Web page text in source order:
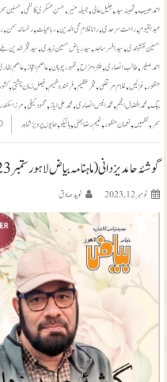
احمد حبیب,ثمینہ سید,جلیل عالی,جمیلہ منیر,حسن عسکری کاظمی,حسنین سحر
عبدالقیوم,راحت سرحدی,رانا غلام محی الدین,رباعیات,رخسانہ سمن,
حسین نقشبندی,سید افسر ساجد,سید ریاض حسین زیدی,سید فخرالدین بلے
احمد صغیر,طالب انصاری,طنز و مزاح,ظہور چوہان,عاصم اعجاز,عاصم
منظور,غزلیں,غلام مرتضی,فخر عظیم,فرخندہ شمیم,فیصل زمان چشتی,
بیگ,محمد افضال انجم,محمد انیس انصاری,محمد علی ایاز,محمود کیفی,مرزا
سحر,نظمیں,نعمان منظور,نعیم رضا بھٹی,ہائیکو,ہمایوں پرویز شاہد
گوشۂ حامد یزدانی (ماہنامہ بیاض لاہور ستمبر 2023)
نومبر 12, 2023 نويد صادق